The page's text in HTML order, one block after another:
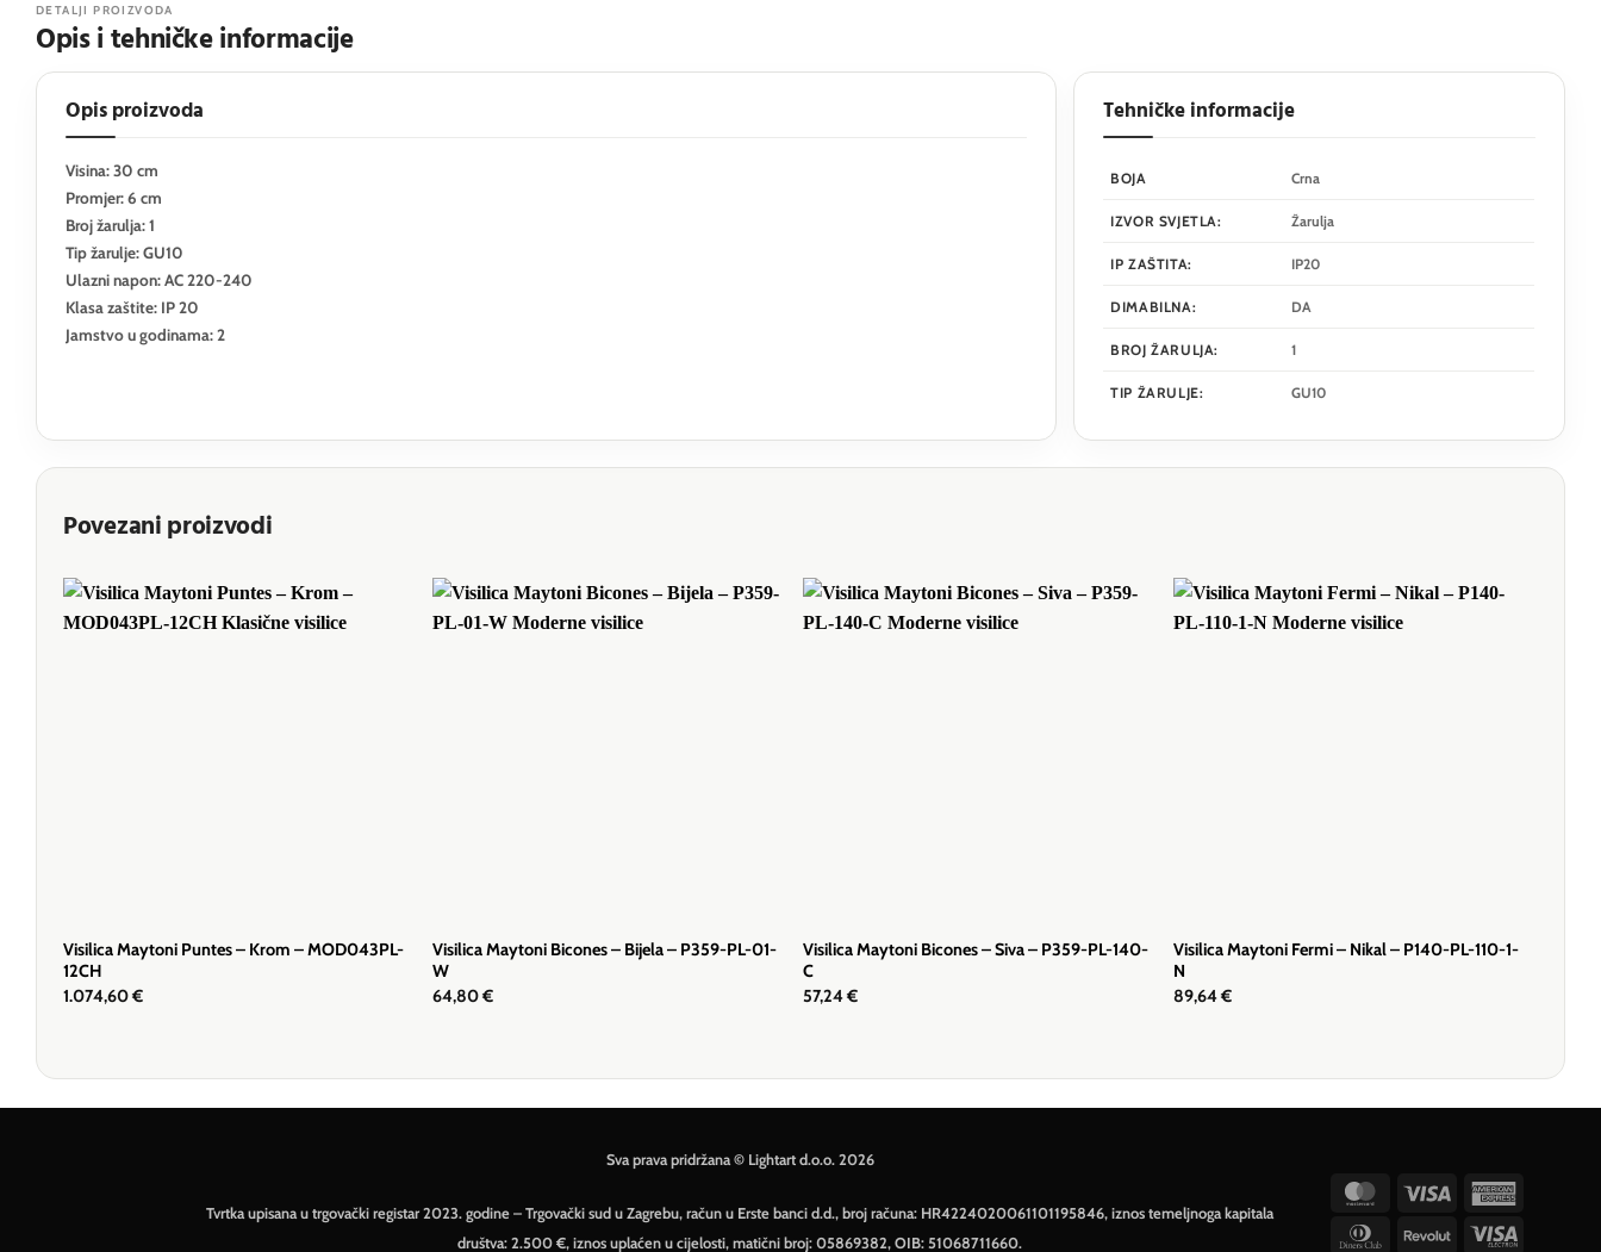
DETALJI PROIZVODA
Opis i tehničke informacije
Opis proizvoda
Visina: 30 cm
Promjer: 6 cm
Broj žarulja: 1
Tip žarulje: GU10
Ulazni napon: AC 220-240
Klasa zaštite: IP 20
Jamstvo u godinama: 2
Tehničke informacije
BOJA Crna
IZVOR SVJETLA: Žarulja
IP ZAŠTITA: IP20
DIMABILNA: DA
BROJ ŽARULJA: 1
TIP ŽARULJE: GU10
Povezani proizvodi
Visilica Maytoni Puntes – Krom – MOD043PL-
12CH
1.074,60€
Visilica Maytoni Bicones – Bijela – P359-PL-01-
W
64,80€
Visilica Maytoni Bicones – Siva – P359-PL-140-
C
57,24€
Visilica Maytoni Fermi – Nikal – P140-PL-110-1-
N
89,64€
Sva prava pridržana © Lightart d.o.o. 2026
Tvrtka upisana u trgovački registar 2023. godine – Trgovački sud u Zagrebu, račun u Erste banci d.d., broj računa: HR4224020061101195846, iznos temeljnoga kapitala
društva: 2.500 €, iznos uplaćen u cijelosti, matični broj: 05869382, OIB: 51068711660.
MasterCard
Visa
DinnersRevolutVisa